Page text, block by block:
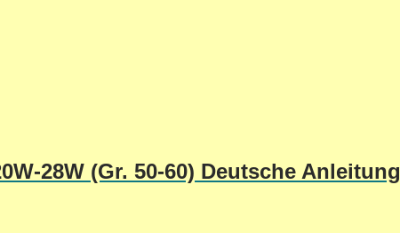
28W (Gr. 50-60) Deutsche Anleitung